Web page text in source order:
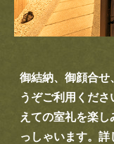
御結納、御顔合せ
うぞご利用くだ
えての室礼を楽し
っしゃいます。詳